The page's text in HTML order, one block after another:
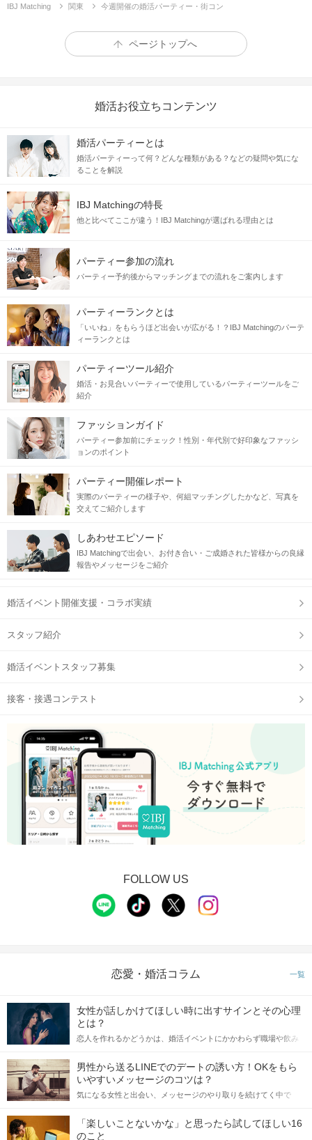
IBJ Matching 関東 今週開催の婚活パーティー・街コン
ページトップへ
婚活お役立ちコンテンツ
婚活パーティーとは
婚活パーティーって何？どんな種類がある？などの疑問や気にな
ることを解説
IBJ Matchingの特長
他と比べてここが違う！IBJ Matchingが選ばれる理由とは
パーティー参加の流れ
パーティー予約後からマッチングまでの流れをご案内します
パーティーランクとは
「いいね」をもらうほど出会いが広がる！？IBJ Matchingのパーテ
ィーランクとは
パーティーツール紹介
婚活・お見合いパーティーで使用しているパーティーツールをご
紹介
ファッションガイド
パーティー参加前にチェック！性別・年代別で好印象なファッシ
ョンのポイント
パーティー開催レポート
実際のパーティーの様子や、何組マッチングしたかなど、写真を
交えてご紹介します
しあわせエピソード
IBJ Matchingで出会い、お付き合い・ご成婚された皆様からの良縁
報告やメッセージをご紹介
婚活イベント開催支援・コラボ実績
スタッフ紹介
婚活イベントスタッフ募集
接客・接遇コンテスト
FOLLOW US
恋愛・婚活コラム 一覧
女性が話しかけてほしい時に出すサインとその心理
とは？
恋人を作れるかどうかは、婚活イベントにかかわらず職場や飲み
てアプローチできるかにも左右されます。 これから恋人作りを本
格的に始めようとしている方は、女性が異性を求めて出すサイン
をしっかりと理解し、正しい行動に移せるかどうかが重要。 この
記事では、女性が話しかけて欲しい時に出すサインとその心理を
合にどのような行動に繋げるべきかをご紹介していきます。
男性から送るLINEでのデートの誘い方！OKをもら
いやすいメッセージのコツは？
気になる女性と出会い、メッセージのやり取りを続けてく中で
しかし、中には「どう誘ったらいいの？」とお困りの男性もいら
っしゃるのではないでしょうか。 そこで今回は、男性から女性へ
「楽しいことないかな」と思ったら試してほしい16
のこと